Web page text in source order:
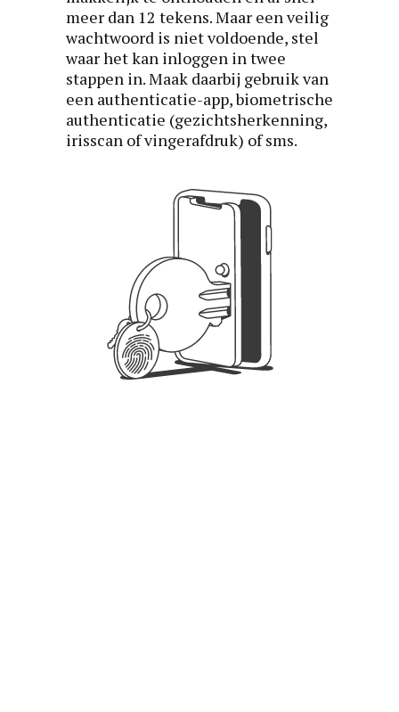
meer dan 12 tekens. Maar een veilig
wachtwoord is niet voldoende, stel
waar het kan inloggen in twee
stappen in. Maak daarbij gebruik van
een authenticatie-app, biometrische
authenticatie (gezichtsherkenning,
irisscan of vingerafdruk) of sms.